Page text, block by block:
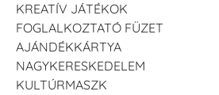
KREATÍV JÁTÉKOK
FOGLALKOZTATÓ FÜZET
AJÁNDÉKKÁRTYA
NAGYKERESKEDELEM
KULTÚRMASZK